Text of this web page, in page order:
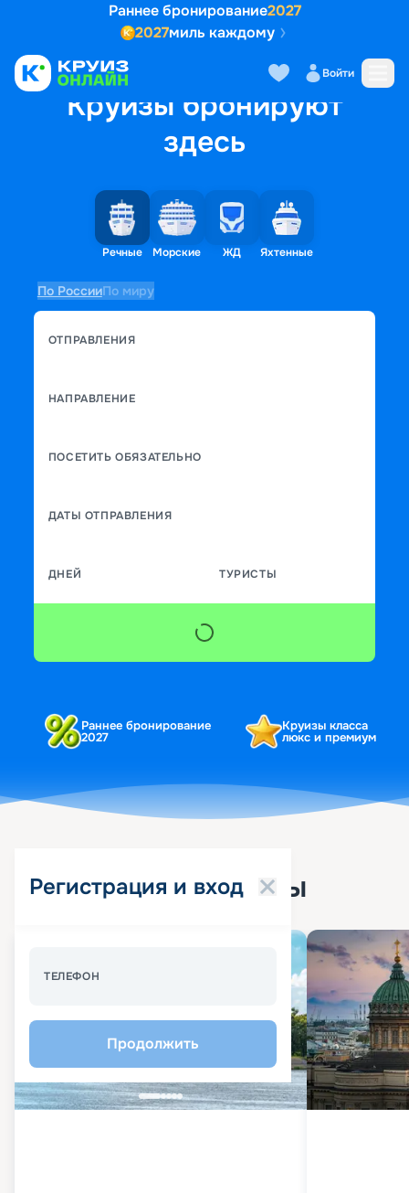
Раннее бронирование2027
2027миль каждому
Войти
Круизы бронируют
здесь
Речные Морские ЖД Яхтенные
По РоссииПо миру
ОТПРАВЛЕНИЯ
НАПРАВЛЕНИЕ
ПОСЕТИТЬ ОБЯЗАТЕЛЬНО
ДАТЫ ОТПРАВЛЕНИЯ
ДНЕЙ ТУРИСТЫ
Раннее бронирование
2027
Круизы класса
люкс и премиум
Регистрация и вход
ТЕЛЕФОН
Продолжить
Популярные круизы